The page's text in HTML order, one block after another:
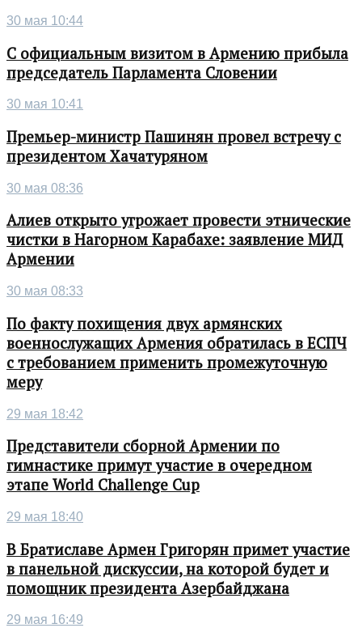
30 мая 10:44
С официальным визитом в Армению прибыла
председатель Парламента Словении
30 мая 10:41
Премьер-министр Пашинян провел встречу с
президентом Хачатуряном
30 мая 08:36
Алиев открыто угрожает провести этнические
чистки в Нагорном Карабахе: заявление МИД
Армении
30 мая 08:33
По факту похищения двух армянских
военнослужащих Армения обратилась в ЕСПЧ
с требованием применить промежуточную
меру
29 мая 18:42
Представители сборной Армении по
гимнастике примут участие в очередном
этапе World Challenge Cup
29 мая 18:40
В Братиславе Армен Григорян примет участие
в панельной дискуссии, на которой будет и
помощник президента Азербайджана
29 мая 16:49